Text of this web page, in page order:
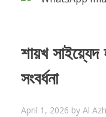
শায়খ সাইয়্যেদ
সংবর্ধনা
April 1, 2026 by Al